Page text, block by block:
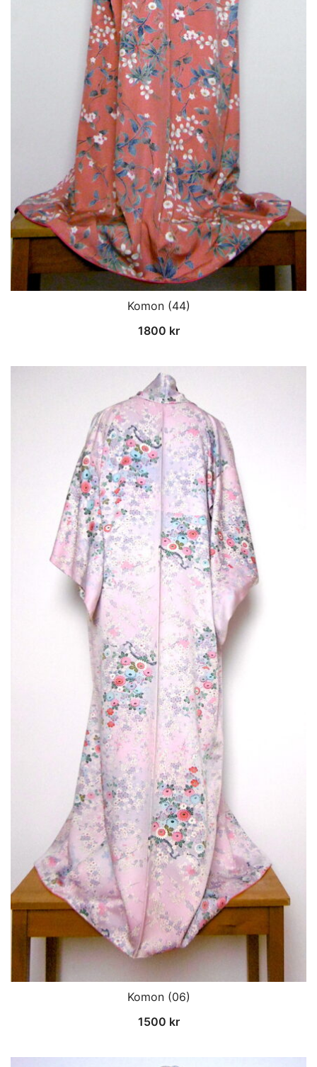
Komon (44)
1800 kr
Komon (06)
1500 kr